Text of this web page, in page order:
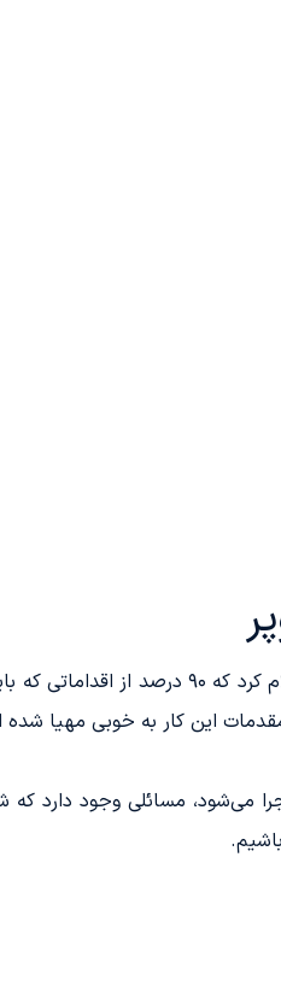
رضا نواز، نماینده رسمی صنف جایگاه‌داران سوخت،
مقدمات این کار به خوبی مهیا
مسائلی وجود دارد که